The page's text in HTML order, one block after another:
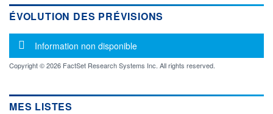
LIMITE À LA
BAISSE
0,0000
LIMITE À LA
HAUSSE
0,0000
ESTIMÉ 2026
-
2026
-
ÉCHANGE
04.08.26 / 15:39:45
ÉVOLUTION DES PRÉVISIONS
Message d'information
Information non disponible
Copyright © 2026 FactSet Research Systems Inc. All rights reserved.
MES LISTES